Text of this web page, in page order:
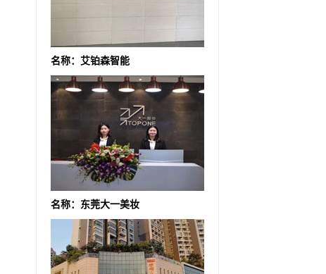
名称：艾铂森智能
名称：东莞大一美妆